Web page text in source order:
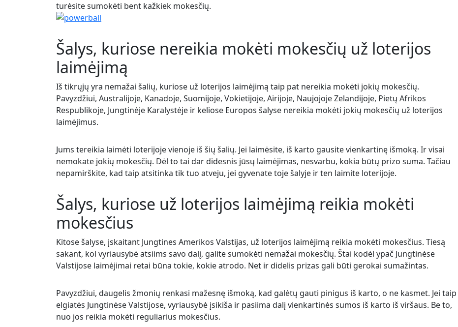
turėsite sumokėti bent kažkiek mokesčių.
Šalys, kuriose nereikia mokėti mokesčių už loterijos
laimėjimą
Iš tikrųjų yra nemažai šalių, kuriose už loterijos laimėjimą taip pat nereikia mokėti jokių mokesčių.
Pavyzdžiui, Australijoje, Kanadoje, Suomijoje, Vokietijoje, Airijoje, Naujojoje Zelandijoje, Pietų Afrikos
Respublikoje, Jungtinėje Karalystėje ir keliose Europos šalyse nereikia mokėti jokių mokesčių už loterijos
laimėjimus.
Jums tereikia laimėti loterijoje vienoje iš šių šalių. Jei laimėsite, iš karto gausite vienkartinę išmoką. Ir visai
nemokate jokių mokesčių. Dėl to tai dar didesnis jūsų laimėjimas, nesvarbu, kokia būtų prizo suma. Tačiau
nepamirškite, kad taip atsitinka tik tuo atveju, jei gyvenate toje šalyje ir ten laimite loterijoje.
Šalys, kuriose už loterijos laimėjimą reikia mokėti
mokesčius
Kitose šalyse, įskaitant Jungtines Amerikos Valstijas, už loterijos laimėjimą reikia mokėti mokesčius. Tiesą
sakant, kol vyriausybė atsiims savo dalį, galite sumokėti nemažai mokesčių. Štai kodėl ypač Jungtinėse
Valstijose laimėjimai retai būna tokie, kokie atrodo. Net ir didelis prizas gali būti gerokai sumažintas.
Pavyzdžiui, daugelis žmonių renkasi mažesnę išmoką, kad galėtų gauti pinigus iš karto, o ne kasmet. Jei taip
elgiatės Jungtinėse Valstijose, vyriausybė įsikiša ir pasiima dalį vienkartinės sumos iš karto iš viršaus. Be to,
nuo jos reikia mokėti reguliarius mokesčius.